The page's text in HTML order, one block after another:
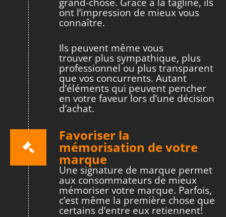
ont l’impression de mieux vous
connaître.
Ils peuvent même vous
trouver plus sympathique, plus
professionnel ou plus transparent
que vos concurrents. Autant
d’éléments qui peuvent pencher
en votre faveur lors d’une décision
d’achat.
Favoriser la
mémorisation de votre
marque
Une signature de marque permet
aux consommateurs de mieux
mémoriser votre marque. Parfois,
c’est même la première chose que
certains d’entre eux retiennent!